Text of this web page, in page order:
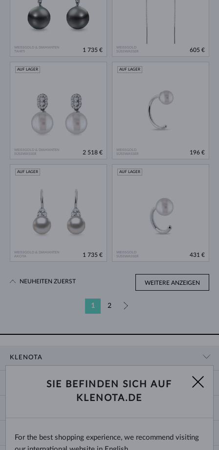
WEISSGOLD & DIAMANTEN
TAHITI
1 735 €
WEISSGOLD
SÜSSWASSER
605 €
WEISSGOLD & DIAMANTEN
SÜSSWASSER
AUF LAGER
2 518 €
WEISSGOLD
SÜSSWASSER
AUF LAGER
196 €
WEISSGOLD & DIAMANTEN
AKOYA
AUF LAGER
1 735 €
WEISSGOLD
SÜSSWASSER
AUF LAGER
431 €
WEITERE ANZEIGEN
1 2
NEUHEITEN ZUERST
KLENOTA
SHOWROOM
BLOG
ZAHLUNG UND VERSAND
TRAURINGE AUSWÄHLEN
KETTENGRÖSSEN UND -ARTEN
SIE BEFINDEN SICH AUF
KLENOTA.DE
For the best shopping experience, we recommend visiting